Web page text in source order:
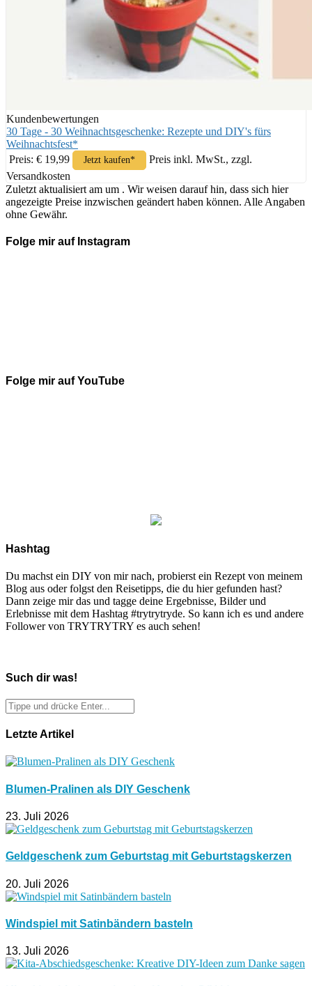
Kundenbewertungen
30 Tage - 30 Weihnachtsgeschenke: Rezepte und DIY's fürs
Weihnachtsfest*
Preis: € 19,99
Jetzt kaufen*
Preis inkl. MwSt., zzgl.
Versandkosten
Zuletzt aktualisiert am um . Wir weisen darauf hin, dass sich hier
angezeigte Preise inzwischen geändert haben können. Alle Angaben
ohne Gewähr.
Folge mir auf Instagram
Folge mir auf YouTube
Hashtag
Du machst ein DIY von mir nach, probierst ein Rezept von meinem
Blog aus oder folgst den Reisetipps, die du hier gefunden hast?
Dann zeige mir das und tagge deine Ergebnisse, Bilder und
Erlebnisse mit dem Hashtag #trytrytryde. So kann ich es und andere
Follower von TRYTRYTRY es auch sehen!
Such dir was!
Letzte Artikel
Blumen-Pralinen als DIY Geschenk
23. Juli 2026
Geldgeschenk zum Geburtstag mit Geburtstagskerzen
20. Juli 2026
Windspiel mit Satinbändern basteln
13. Juli 2026